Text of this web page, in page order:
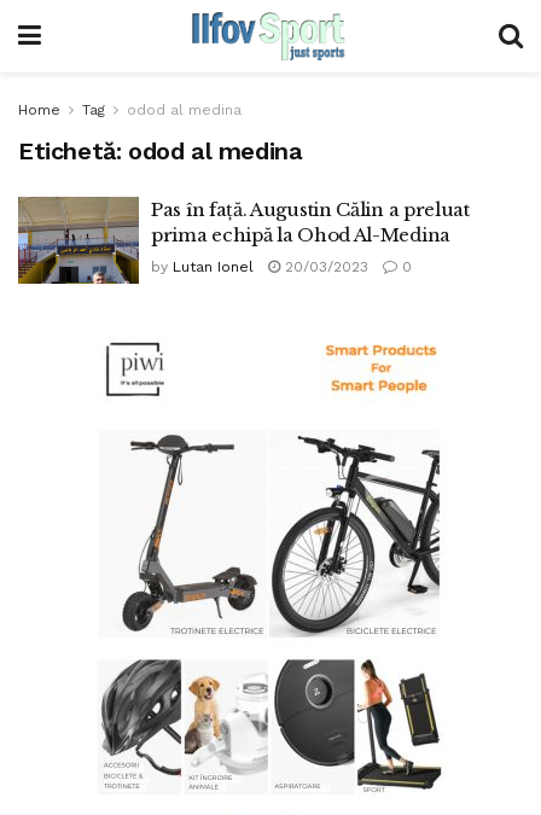
Home Tag odod al medina
Etichetă: odod al medina
Pas în față. Augustin Călin a preluat
prima echipă la Ohod Al-Medina
by Lutan Ionel 20/03/2023 0